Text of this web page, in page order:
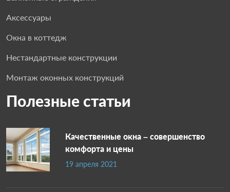
Аксессуары
Окна в коттедж
Нестандартные конструкции
Монтаж оконных конструкций
Полезные статьи
Качественные окна – совершенство
комфорта и цены
19 апреля 2021